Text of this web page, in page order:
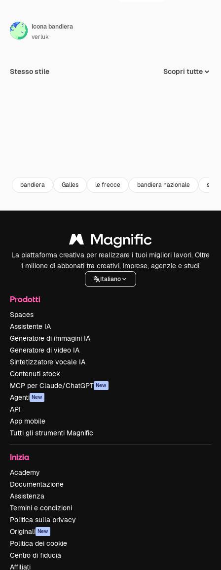
Icona bandiera
verluk
Stesso stile Scopri tutte
bandiera Galles le frecce bandiera nazionale
La piattaforma creativa per realizzare i tuoi migliori lavori. Oltre
1 milione di abbonati tra creativi, imprese, agenzie e studi.
Italiano
Prodotti
Spaces
Assistente IA
Generatore di immagini IA
Generatore di video IA
Sintetizzatore vocale IA
Contenuti stock
MCP per Claude/ChatGPT New
Agenti New
API
App mobile
Tutti gli strumenti Magnific
Inizia
Academy
Documentazione
Assistenza
Termini e condizioni
Politica sulla privacy
Originali New
Politica dei cookie
Centro di fiducia
Affiliati